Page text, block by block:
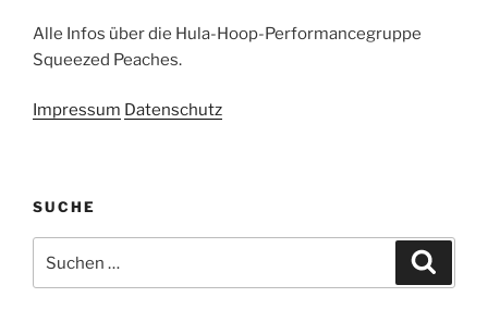
Alle Infos über die Hula-Hoop-Performancegruppe
Squeezed Peaches.
Impressum Datenschutz
SUCHE
nach: